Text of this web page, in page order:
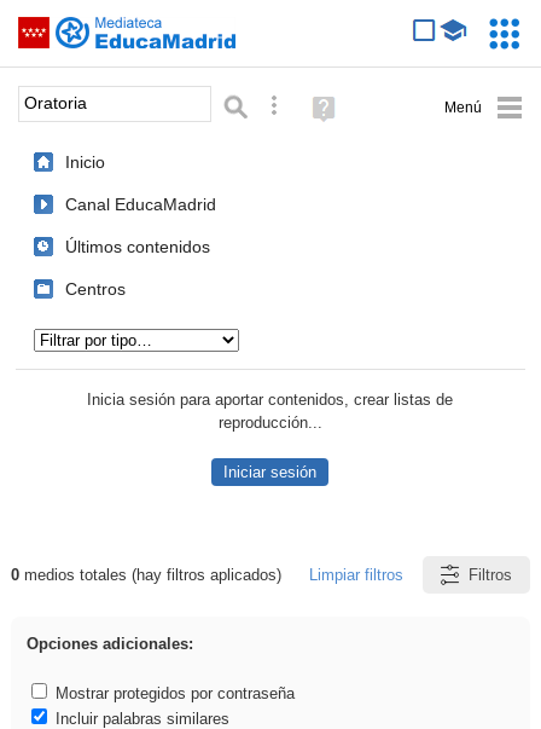
Saltar navegación
Palabra o frase: Búsqueda avanzada
Ayuda
(en
Inicio
Canal EducaMadrid
Últimos contenidos
Centros
Inicia sesión para aportar contenidos, crear listas de
reproducción...
Iniciar sesión
Resultados de: Oratoria
0medios totales (hay filtros aplicados) Limpiar filtros Filtros
Opciones adicionales:
Mostrar protegidos por contraseña
Incluir palabras similares